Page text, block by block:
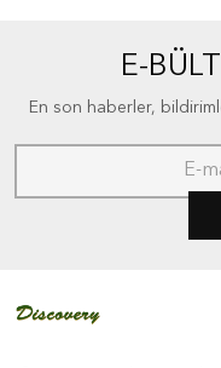
E-
En son haberler,